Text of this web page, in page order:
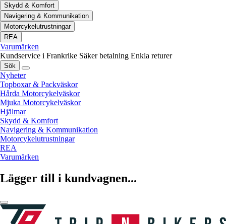
Skydd & Komfort
Navigering & Kommunikation
Motorcykelutrustningar
REA
Varumärken
Kundservice i Frankrike Säker betalning Enkla returer
Sök
Nyheter
Topboxar & Packväskor
Hårda Motorcykelväskor
Mjuka Motorcykelväskor
Hjälmar
Skydd & Komfort
Navigering & Kommunikation
Motorcykelutrustningar
REA
Varumärken
Lägger till i kundvagnen...